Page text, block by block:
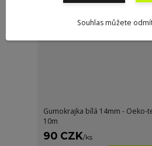
Gumokrajka bílá 14mm - Oeko-
10m
90 CZK/ks
Souhlas můžete